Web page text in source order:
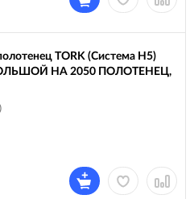
TORK (Система H5)
БОЛЬШОЙ НА 2050 ПОЛОТЕНЕЦ,